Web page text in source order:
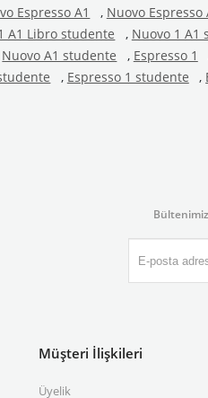
Espresso A1 , Nuovo Espresso
A1 Libro studente , Nuovo 1 A1
Nuovo A1 studente , Espresso 1
, Espresso 1 studente ,
Müşteri İlişkileri
Üyelik